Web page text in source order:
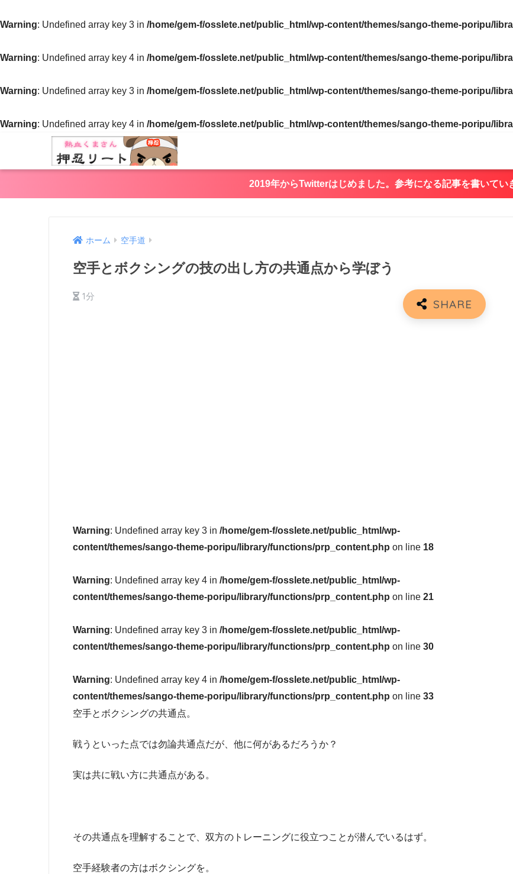
Warning: Undefined array key 3 in /home/gem-f/osslete.net/public_html/wp-content/themes/sango-theme-poripu/
Warning: Undefined array key 4 in /home/gem-f/osslete.net/public_html/wp-content/themes/sango-theme-poripu/
Warning: Undefined array key 3 in /home/gem-f/osslete.net/public_html/wp-content/themes/sango-theme-poripu/
Warning: Undefined array key 4 in /home/gem-f/osslete.net/public_html/wp-content/themes/sango-theme-poripu/
2019年からTwitterはじめました。参考になる記事を書いてい
ホーム 空手道
空手とボクシングの技の出し方の共通点から学ぼう
1分
Warning: Undefined array key 3 in /home/gem-f/osslete.net/public_html/wp-
content/themes/sango-theme-poripu/library/functions/prp_content.php on line 18
Warning: Undefined array key 4 in /home/gem-f/osslete.net/public_html/wp-
content/themes/sango-theme-poripu/library/functions/prp_content.php on line 21
Warning: Undefined array key 3 in /home/gem-f/osslete.net/public_html/wp-
content/themes/sango-theme-poripu/library/functions/prp_content.php on line 30
Warning: Undefined array key 4 in /home/gem-f/osslete.net/public_html/wp-
content/themes/sango-theme-poripu/library/functions/prp_content.php on line 33
空手とボクシングの共通点。
戦うといった点では勿論共通点だが、他に何があるだろうか？
実は共に戦い方に共通点がある。
その共通点を理解することで、双方のトレーニングに役立つことが潜んでいるはず。
空手経験者の方はボクシングを。